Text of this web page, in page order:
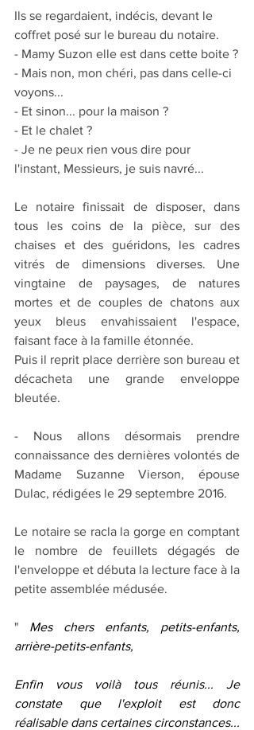
Ils se regardaient, indécis, devant le
coffret posé sur le bureau du notaire.
- Mamy Suzon elle est dans cette boite ?
- Mais non, mon chéri, pas dans celle-ci
voyons...
- Et sinon... pour la maison ?
- Et le chalet ?
- Je ne peux rien vous dire pour
l'instant, Messieurs, je suis navré...
Le notaire finissait de disposer, dans
tous les coins de la pièce, sur des
chaises et des guéridons, les cadres
vitrés de dimensions diverses. Une
vingtaine de paysages, de natures
mortes et de couples de chatons aux
yeux bleus envahissaient l'espace,
faisant face à la famille étonnée.
Puis il reprit place derrière son bureau et
décacheta une grande enveloppe
bleutée.
- Nous allons désormais prendre
connaissance des dernières volontés de
Madame Suzanne Vierson, épouse
Dulac, rédigées le 29 septembre 2016.
Le notaire se racla la gorge en comptant
le nombre de feuillets dégagés de
l'enveloppe et débuta la lecture face à la
petite assemblée médusée.
" Mes chers enfants, petits-enfants,
arrière-petits-enfants,
Enfin vous voilà tous réunis... Je
constate que l'exploit est donc
réalisable dans certaines circonstances...